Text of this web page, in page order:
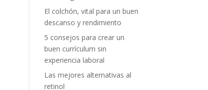
El colchón, vital para un buen
descanso y rendimiento
5 consejos para crear un
buen currículum sin
experiencia laboral
Las mejores alternativas al
retinol